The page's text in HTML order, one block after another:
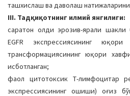
ташхислаш ва даволаш
III. Тадқиқотнинг илмий янгилиги:
саратон олди эрозив-ярали шакли
EGFR экспрессиясининг
трансформациясининг юқори
исботланган;
фаол цитотоксик Т-лимфоцитар
экспрессиясининг ошиши) оғиз